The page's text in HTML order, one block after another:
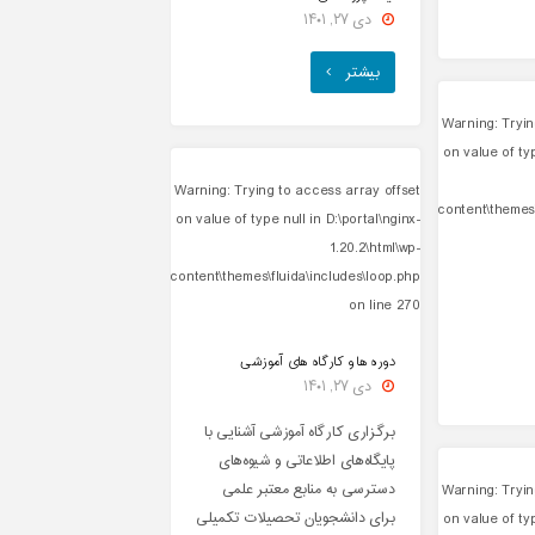
دی ۲۷, ۱۴۰۱
بیشتر "آینده
Warning:
on value of
Warning: Trying to access array offset
on value of type null in D:\portal\nginx-
1.20.2\html\wp-
content\themes\fluida\includes\loop.php
on line 270
دوره ها و کارگاه های آموزشی
دی ۲۷, ۱۴۰۱
برگزاری کارگاه آموزشی آشنایی با
پایگاه‌های اطلاعاتی و شیوه‌های
دسترسی به منابع معتبر علمی
برای دانشجویان تحصیلات تکمیلی
Warning:
on value of